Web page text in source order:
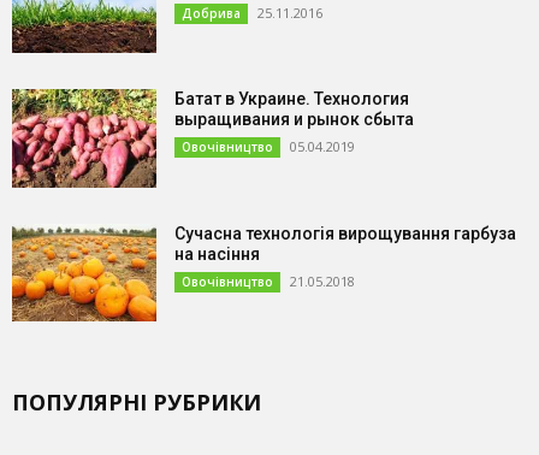
Добрива 25.11.2016
Батат в Украине. Технология
выращивания и рынок сбыта
Овочівництво 05.04.2019
Сучасна технологія вирощування гарбуза
на насіння
Овочівництво 21.05.2018
ПОПУЛЯРНІ РУБРИКИ